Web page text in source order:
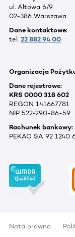
ul. Altowa 6/9
02-386 Warszawa
Dane kontaktowe:
tel. 22 882 94 00
Organizacja
Dane rejestrowe:
KRS 0000 318 602
REGON 141667781
NIP 522-290-86-59
Rachunek bankowy:
PEKAO SA 92 1240
Nota prawna